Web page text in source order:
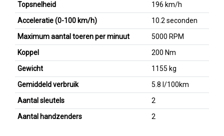
Topsnelheid
196 km/h
Acceleratie (0-100 km/h)
10.2 seconden
Maximum aantal toeren per minuut
5000 RPM
Koppel
200 Nm
Gewicht
1155 kg
Gemiddeld verbruik
5.8 l/100km
Aantal sleutels
2
Aantal handzenders
2